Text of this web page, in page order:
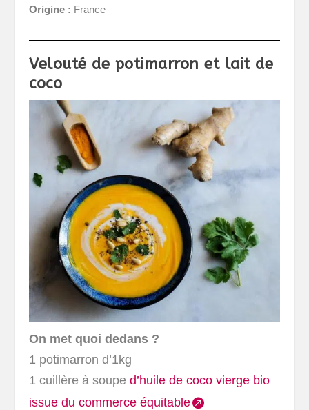
Origine : France
Velouté de potimarron et lait de
coco
On met quoi dedans ?
1 potimarron d’1kg
1 cuillère à soupe d’huile de coco vierge bio
issue du commerce équitable